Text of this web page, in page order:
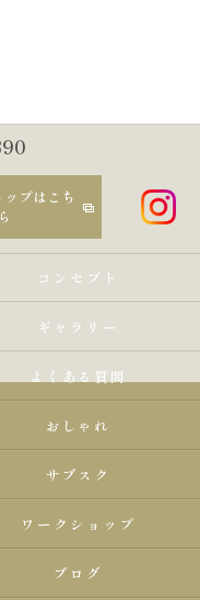
プはこち
ら
コンセプト
ギャラリー
よくある質問
おしゃれ
サブスク
ワークショップ
ブログ